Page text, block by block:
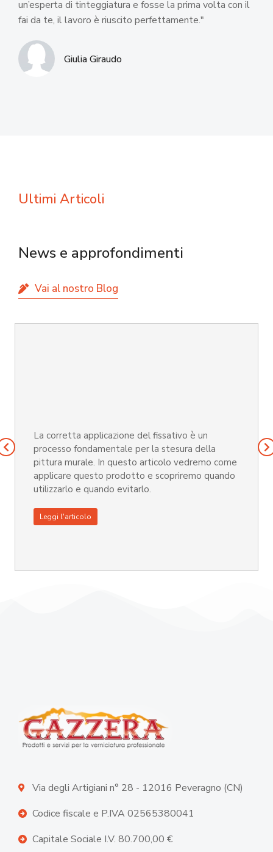
un’esperta di tinteggiatura e fosse la prima volta con il
fai da te, il lavoro è riuscito perfettamente."
Giulia Giraudo
Ultimi Articoli
News e approfondimenti
Vai al nostro Blog
La corretta applicazione del fissativo è un
processo fondamentale per la stesura della
pittura murale. In questo articolo vedremo come
applicare questo prodotto e scopriremo quando
utilizzarlo e quando evitarlo.
Leggi l'articolo
Via degli Artigiani n° 28 - 12016 Peveragno (CN)
Codice fiscale e P.IVA 02565380041
Capitale Sociale I.V. 80.700,00 €